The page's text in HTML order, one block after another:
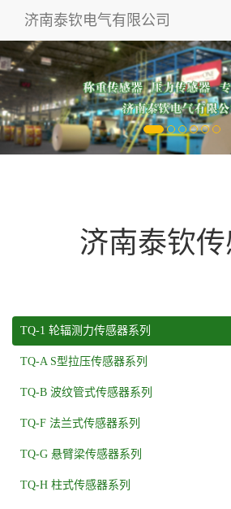
济南泰钦电气有限公司
济南泰钦
TQ-1 轮辐测力传感器系列
TQ-A S型拉压传感器系列
TQ-B 波纹管式传感器系列
TQ-F 法兰式传感器系列
TQ-G 悬臂梁传感器系列
TQ-H 柱式传感器系列